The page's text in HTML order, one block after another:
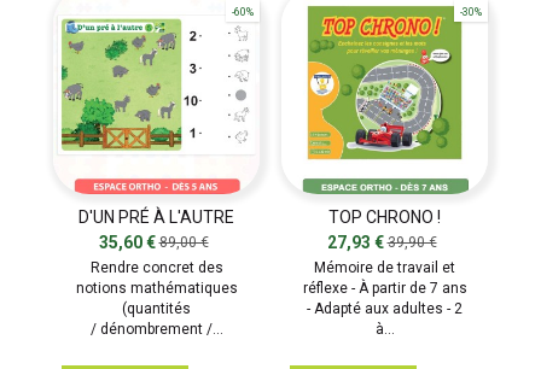
-60%
D'UN PRÉ À L'AUTRE
RÉÉDUCATEURS
35,60 €89,00 €
Rendre concret des
notions mathématiques
(quantités
/ dénombrement /...
-30%
TOP CHRONO !
27,93 €39,90 €
Mémoire de travail et
réflexe - À partir de 7 ans
- Adapté aux adultes - 2
à...